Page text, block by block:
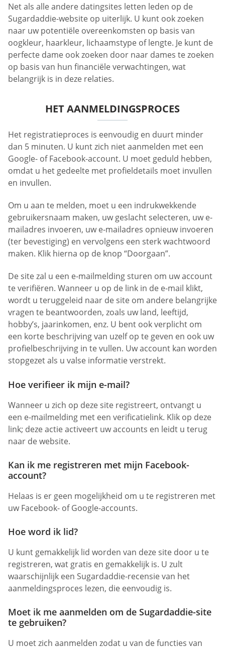
Net als alle andere datingsites letten leden op de
Sugardaddie-website op uiterlijk. U kunt ook zoeken
naar uw potentiële overeenkomsten op basis van
oogkleur, haarkleur, lichaamstype of lengte. Je kunt de
perfecte dame ook zoeken door naar dames te zoeken
op basis van hun financiële verwachtingen, wat
belangrijk is in deze relaties.
HET AANMELDINGSPROCES
Het registratieproces is eenvoudig en duurt minder
dan 5 minuten. U kunt zich niet aanmelden met een
Google- of Facebook-account. U moet geduld hebben,
omdat u het gedeelte met profieldetails moet invullen
en invullen.
Om u aan te melden, moet u een indrukwekkende
gebruikersnaam maken, uw geslacht selecteren, uw e-
mailadres invoeren, uw e-mailadres opnieuw invoeren
(ter bevestiging) en vervolgens een sterk wachtwoord
maken. Klik hierna op de knop “Doorgaan”.
De site zal u een e-mailmelding sturen om uw account
te verifiëren. Wanneer u op de link in de e-mail klikt,
wordt u teruggeleid naar de site om andere belangrijke
vragen te beantwoorden, zoals uw land, leeftijd,
hobby’s, jaarinkomen, enz. U bent ook verplicht om
een korte beschrijving van uzelf op te geven en ook uw
profielbeschrijving in te vullen. Uw account kan worden
stopgezet als u valse informatie verstrekt.
Hoe verifieer ik mijn e-mail?
Wanneer u zich op deze site registreert, ontvangt u
een e-mailmelding met een verificatielink. Klik op deze
link; deze actie activeert uw accounts en leidt u terug
naar de website.
Kan ik me registreren met mijn Facebook-
account?
Helaas is er geen mogelijkheid om u te registreren met
uw Facebook- of Google-accounts.
Hoe word ik lid?
U kunt gemakkelijk lid worden van deze site door u te
registreren, wat gratis en gemakkelijk is. U zult
waarschijnlijk een Sugardaddie-recensie van het
aanmeldingsproces lezen, die eenvoudig is.
Moet ik me aanmelden om de Sugardaddie-site
te gebruiken?
U moet zich aanmelden zodat u van de functies van